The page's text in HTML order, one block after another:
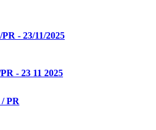
- 23/11/2025
- 23 11 2025
PR